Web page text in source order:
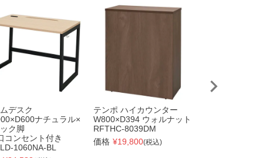
デスク
ナチュラル×
ク脚
コンセント付き
1060NA-BL
テンポ ハイカウンター
W800×D394 ウォルナット
RFTHC-8039DM
価格 ¥19,800(税込)